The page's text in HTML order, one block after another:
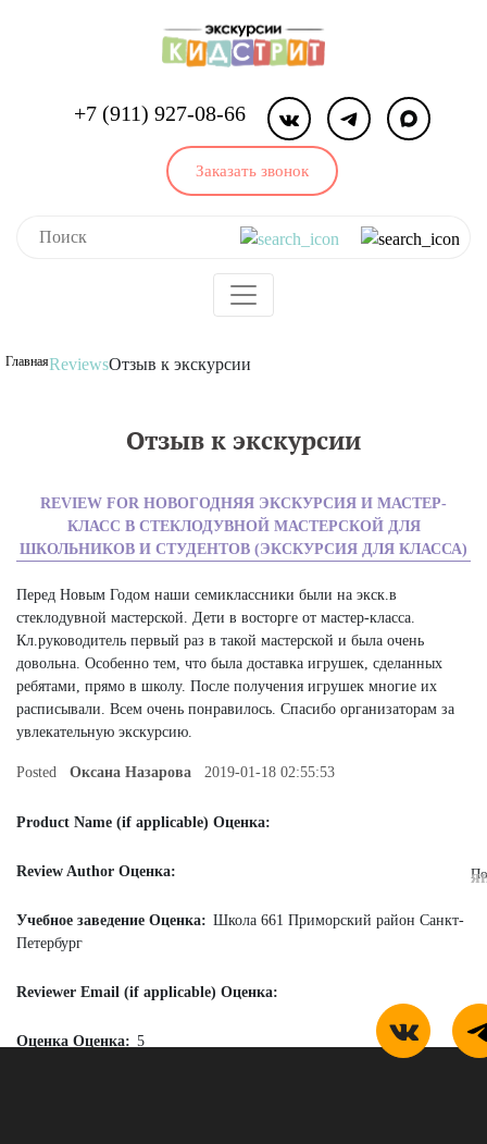
+7 (911) 927-08-66
Заказать звонок
ГлавнаяReviewsОтзыв к экскурсии
Отзыв к экскурсии
REVIEW FOR НОВОГОДНЯЯ ЭКСКУРСИЯ И МАСТЕР-
КЛАСС В СТЕКЛОДУВНОЙ МАСТЕРСКОЙ ДЛЯ
ШКОЛЬНИКОВ И СТУДЕНТОВ (ЭКСКУРСИЯ ДЛЯ КЛАССА)
Перед Новым Годом наши семиклассники были на экск.в
стеклодувной мастерской. Дети в восторге от мастер-класса.
Кл.руководитель первый раз в такой мастерской и была очень
довольна. Особенно тем, что была доставка игрушек, сделанных
ребятами, прямо в школу. После получения игрушек многие их
расписывали. Всем очень понравилось. Спасибо организаторам за
увлекательную экскурсию.
Posted Оксана Назарова 2019-01-18 02:55:53
Product Name (if applicable) Оценка:
Review Author Оценка:
Учебное заведение Оценка: Школа 661 Приморский район Санкт-
Петербург
Reviewer Email (if applicable) Оценка:
Оценка Оценка: 5